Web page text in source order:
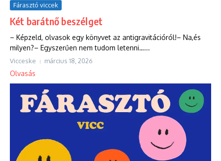
Fárasztó viccek
Két barátnő beszélget
– Képzeld, olvasok egy könyvet az antigravitációról!– Na,és
milyen?– Egyszerűen nem tudom letenni…...
Vicceske március 18, 2026
Olvasás